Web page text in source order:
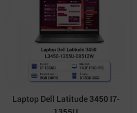
Laptop Dell Latitude 3450 I7-